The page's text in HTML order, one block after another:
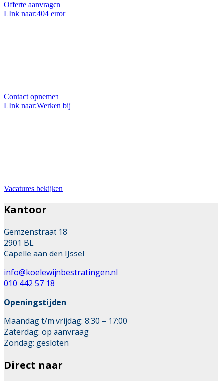
Offerte aanvragen
LInk naar:404 error
Contact opnemen
LInk naar:Werken bij
Vacatures bekijken
Kantoor
Gemzenstraat 18
2901 BL
Capelle aan den IJssel
info@koelewijnbestratingen.nl
010 442 57 18
Openingstijden
Maandag t/m vrijdag: 8:30 – 17:00
Zaterdag: op aanvraag
Zondag: gesloten
Direct naar